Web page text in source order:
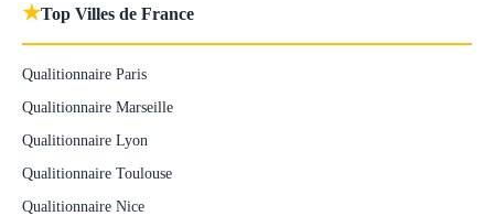
★Top Villes de France
Qualitionnaire Paris
Qualitionnaire Marseille
Qualitionnaire Lyon
Qualitionnaire Toulouse
Qualitionnaire Nice